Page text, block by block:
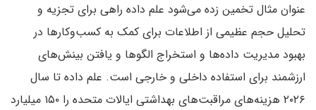
عنوان مثال تخمین زده می‌شود علم داده راهی برای تجزیه و
تحلیل حجم عظیمی از اطلاعات برای کمک به کسب‌وکارها در
بهبود مدیریت داده‌ها و استخراج الگوها و یافتن بینش‌های
ارزشمند برای استفاده داخلی و خارجی است. علم داده تا سال
۲۰۲۶ هزینه‌های مراقبت‌های بهداشتی ایالات متحده را ۱۵۰ میلیارد